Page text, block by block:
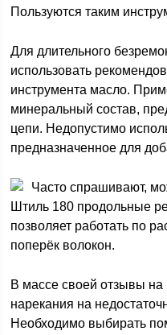
Пользуются таким
Для длительного
использовать
инструмента масло.
минеральный состав,
цепи. Недопустимо
предназначенное для
Часто спрашивают,
Штиль 180 продольные
позволяет работать по
поперёк волокон.
В массе своей отзывы
нарекания на
Необходимо выбирать